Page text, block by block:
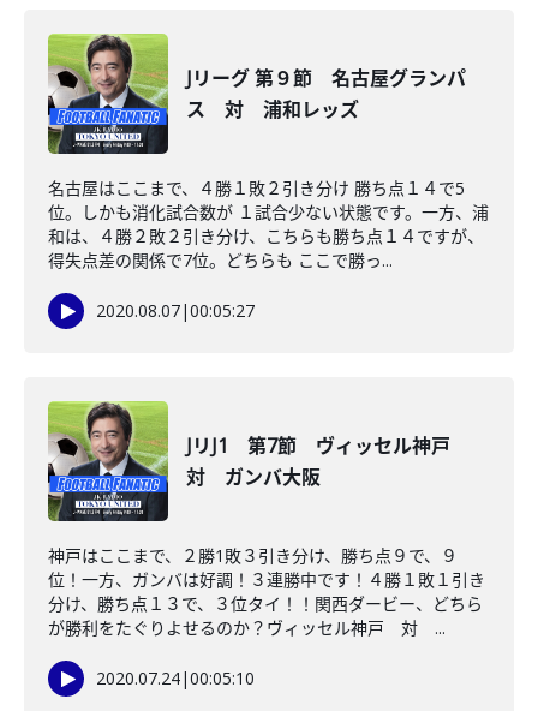
Jリーグ 第９節 名古屋グランパ
ス 対 浦和レッズ
名古屋はここまで、４勝１敗２引き分け 勝ち点１４で5
位。しかも消化試合数が １試合少ない状態です。一方、浦
和は、４勝２敗２引き分け、こちらも勝ち点１４ですが、
得失点差の関係で7位。どちらも ここで勝っ...
2020.08.07|00:05:27
JリJ1 第7節 ヴィッセル神戸
対 ガンバ大阪
神戸はここまで、２勝1敗３引き分け、勝ち点９で、９
位！一方、ガンバは好調！３連勝中です！４勝１敗１引き
分け、勝ち点１３で、３位タイ！！関西ダービー、どちら
が勝利をたぐりよせるのか？ヴィッセル神戸 対 ...
2020.07.24|00:05:10